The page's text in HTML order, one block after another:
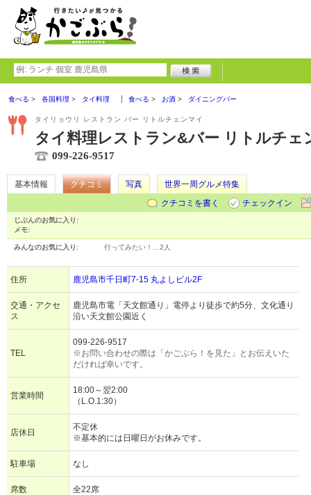
食べる 各国料理 タイ料理 食べる お酒 ダイニングバー
タイリョウリ レストラン バー リトルチェンマイ
タイ料理レストラン&バー リトルチェ
099-226-9517
基本情報 クチコミ 写真
世界一周グルメ特集
クチコミを書く
チェックイン
じぶんのお気に入り:
メモ:
みんなのお気に入り: 行ってみたい！… 2人
住所 鹿児島市千日町7-15 丸よしビル2F
交通・アクセ
ス
鹿児島市電「天文館通り」電停より徒歩で約5分、文化通り
沿い天文館公園近く
TEL
099-226-9517
※お問い合わせの際は「かごぶら！を見た」とお伝えいた
だければ幸いです。
営業時間
18:00～翌2:00
（L.O.1:30）
店休日
不定休
※基本的には日曜日がお休みです。
駐車場 なし
席数 全22席